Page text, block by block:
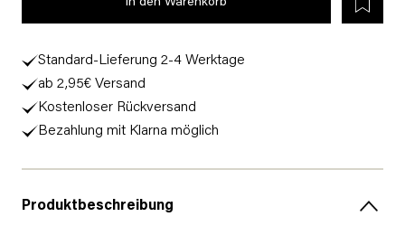
Standard-Lieferung 2-4 Werktage
ab 2,95€ Versand
Kostenloser Rückversand
Bezahlung mit Klarna möglich
Produktbeschreibung